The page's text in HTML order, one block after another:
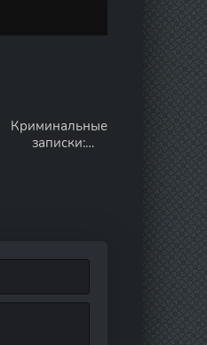
Криминальные
записки: